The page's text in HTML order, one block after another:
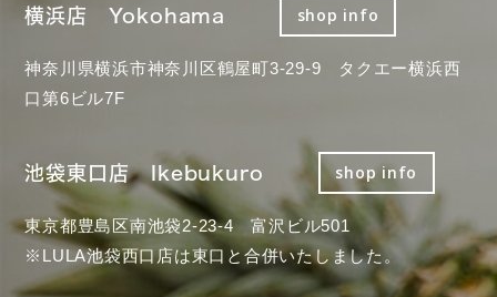
横浜店 Yokohama shop info
神奈川県横浜市神奈川区鶴屋町3-29-9 タクエー横浜西
口第6ビル7F
池袋東口店 Ikebukuro shop info
東京都豊島区南池袋2-23-4 富沢ビル501
※LULA池袋西口店は東口と合併いたしました。